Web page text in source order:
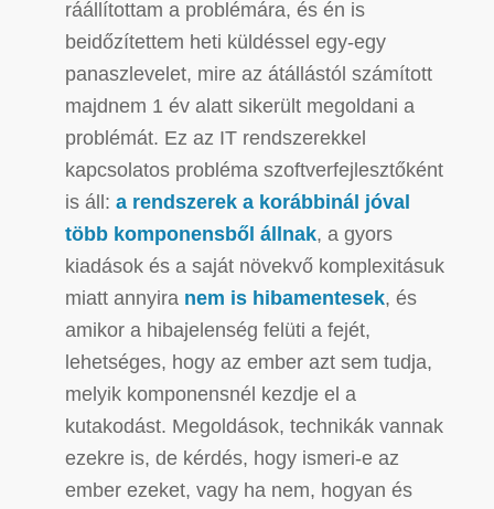
ráállítottam a problémára, és én is
beidőzítettem heti küldéssel egy-egy
panaszlevelet, mire az átállástól számított
majdnem 1 év alatt sikerült megoldani a
problémát. Ez az IT rendszerekkel
kapcsolatos probléma szoftverfejlesztőként
is áll: a rendszerek a korábbinál jóval
több komponensből állnak, a gyors
kiadások és a saját növekvő komplexitásuk
miatt annyira nem is hibamentesek, és
amikor a hibajelenség felüti a fejét,
lehetséges, hogy az ember azt sem tudja,
melyik komponensnél kezdje el a
kutakodást. Megoldások, technikák vannak
ezekre is, de kérdés, hogy ismeri-e az
ember ezeket, vagy ha nem, hogyan és